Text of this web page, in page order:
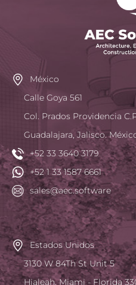
México
Calle Goya 561
Col. Prados Providencia
Guadalajara, Jalisco.
+52 33 3640 3179
+52 1 33 1587 6661
sales@aec.software
Estados Unidos
3130 W 84Th St Unit 5
Hialeah, Miami - Florida